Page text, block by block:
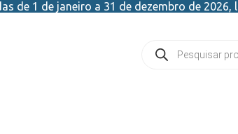
de 1 de janeiro a 31 de dezembro de